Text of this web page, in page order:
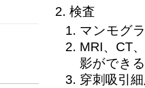
検査
マンモグ
MRI、CT
影ができ
穿刺吸引